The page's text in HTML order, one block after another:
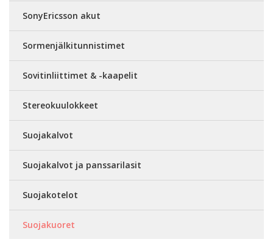
SonyEricsson akut
Sormenjälkitunnistimet
Sovitinliittimet & -kaapelit
Stereokuulokkeet
Suojakalvot
Suojakalvot ja panssarilasit
Suojakotelot
Suojakuoret